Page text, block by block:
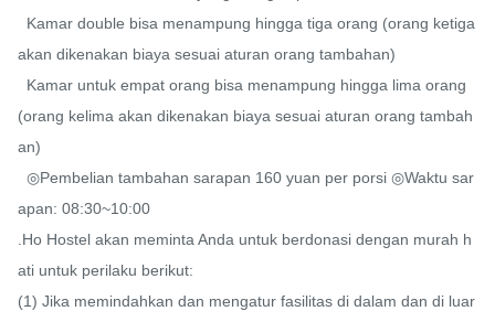
akan dikenakan biaya sesuai aturan orang tambahan)
(orang kelima akan dikenakan biaya sesuai aturan orang tambah
an)
apan: 08:30~10:00
.Ho Hostel akan meminta Anda untuk berdonasi dengan murah h
ati untuk perilaku berikut:
(1) Jika memindahkan dan mengatur fasilitas di dalam dan di luar